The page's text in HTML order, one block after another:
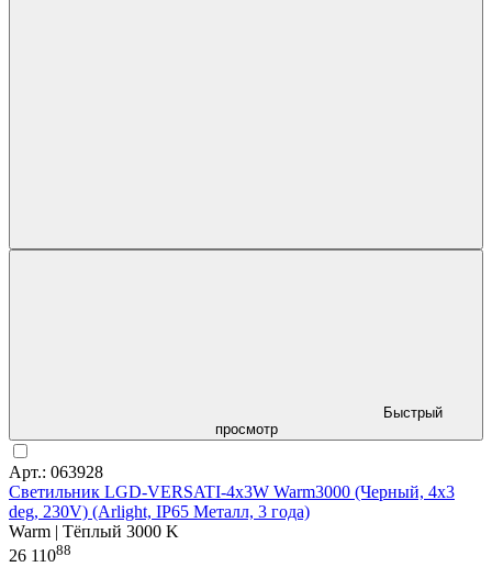
Быстрый
просмотр
Арт.: 063928
Светильник LGD-VERSATI-4x3W Warm3000 (Черный, 4x3
deg, 230V) (Arlight, IP65 Металл, 3 года)
Warm | Тёплый 3000 K
26 11088